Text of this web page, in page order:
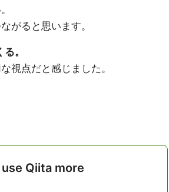
がると思います。
。
視点だと感じました。
Qiita more